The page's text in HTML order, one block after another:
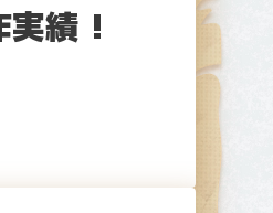
実績 !